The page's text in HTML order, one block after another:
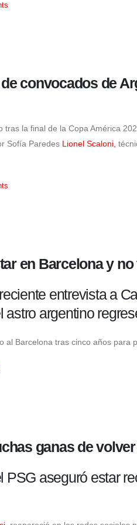
convocados de
la final de la Copa América
Sofía Paredes Lionel Scaloni,
en Barcelona y
entrevista a
argentino
al Barcelona tras cinco años para
ganas de
PSG aseguró estar
turistas